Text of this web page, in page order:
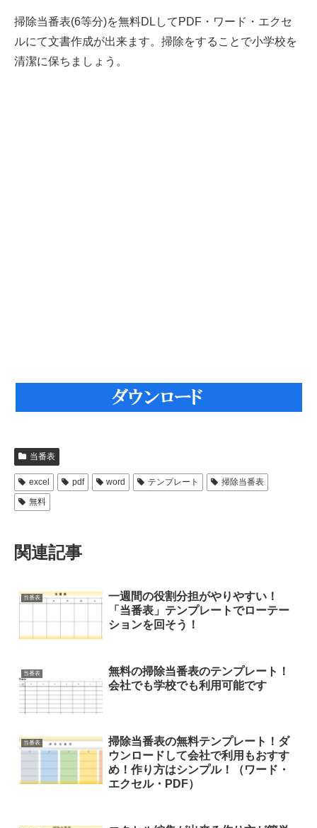
掃除当番表(6等分)を無料DLしてPDF・ワード・エクセ
ルにて文書作成が出来ます。掃除をすることで小学校を
清潔に保ちましょう。
当番表
excel pdf word テンプレート
掃除当番表
無料
関連記事
当番表
一週間の役割分担がやりやすい！
「当番表」テンプレートでローテー
ションを回そう！
当番表
無料の掃除当番表のテンプレート！
会社でも学校でも利用可能です
当番表
掃除当番表の無料テンプレート！ダ
ウンロードして会社で利用もおすす
め！作り方はシンプル！（ワード・
エクセル・PDF）